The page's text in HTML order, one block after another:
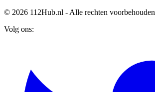
© 2026 112Hub.nl - Alle rechten voorbehouden
Volg ons: